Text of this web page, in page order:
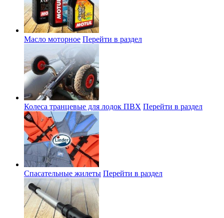
Масло моторное Перейти в раздел
Колеса транцевые для лодок ПВХ Перейти в раздел
Спасательные жилеты Перейти в раздел